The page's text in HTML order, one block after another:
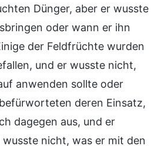
Dünger, aber er wusste
oder wann er ihn
der Feldfrüchte wurden
und er wusste nicht,
anwenden sollte oder
deren Einsatz,
dagegen aus, und er
nicht, was er mit den